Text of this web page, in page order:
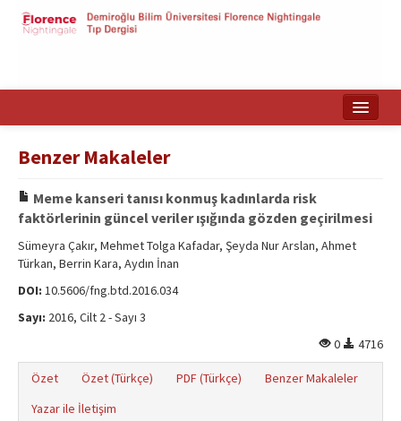
English
Benzer Makaleler
Meme kanseri tanısı konmuş kadınlarda risk
faktörlerinin güncel veriler ışığında gözden geçirilmesi
Sümeyra Çakır, Mehmet Tolga Kafadar, Şeyda Nur Arslan, Ahmet
Türkan, Berrin Kara, Aydın İnan
DOI: 10.5606/fng.btd.2016.034
Sayı: 2016, Cilt 2 - Sayı 3
0
4716
Özet Özet (Türkçe) PDF (Türkçe)
Benzer Makaleler
Yazar ile İletişim